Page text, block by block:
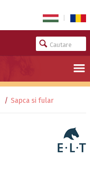
Sapca si fular